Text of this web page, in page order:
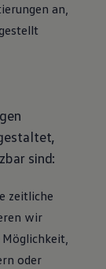
an,
sind:
zeitliche
wir
Möglichkeit,
oder